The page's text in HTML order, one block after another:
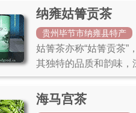
纳雍姑箐贡茶
贵州毕节市纳雍县特产
姑箐茶亦称“姑箐贡茶”
其独特的品质和韵味
海马宫茶